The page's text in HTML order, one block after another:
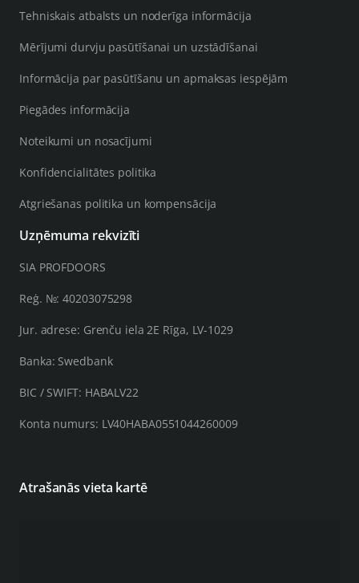
Tehniskais atbalsts un noderīga informācija
Mērījumi durvju pasūtīšanai un uzstādīšanai
Informācija par pasūtīšanu un apmaksas iespējām
Piegādes informācija
Noteikumi un nosacījumi
Konfidencialitātes politika
Atgriešanas politika un kompensācija
Uzņēmuma rekvizīti
SIA PROFDOORS
Reģ. №: 40203075298
Jur. adrese: Grenču iela 2E Rīga, LV-1029
Banka: Swedbank
BIC / SWIFT: HABALV22
Konta numurs: LV40HABA0551044260009
Atrašanās vieta kartē